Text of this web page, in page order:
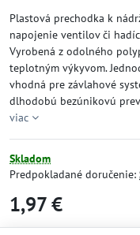
Plastová prechodka k
napojenie ventilov či
Vyrobená z odolného
teplotným výkyvom.
vhodná pre závlahové
dlhodobú bezúnikovú
viac
Skladom
Predpokladané doručenie:
1,97 €